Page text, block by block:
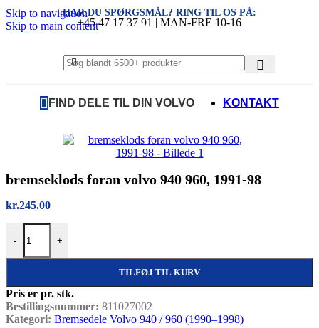
Skip to navigation
Skip to main content
HAR DU SPØRGSMÅL? RING TIL OS PÅ:
+45 47 17 37 91 | MAN-FRE 10-16
FIND DELE TIL DIN VOLVO KONTAKT
bremseklods foran volvo 940 960, 1991-98
kr.245.00
-
bremseklods foran volvo 940 960, 1991-98 antal
+
TILFØJ TIL KURV
Pris er pr. stk.
Bestillingsnummer: 811027002
Kategori: Bremsedele Volvo 940 / 960 (1990–1998)